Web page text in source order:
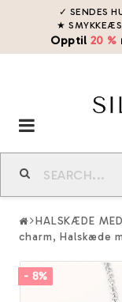
✓ SENDES
★
Opptil 20 %
Toggle
navigation
HALSKÆDE
charm, Halskæde
- 8%